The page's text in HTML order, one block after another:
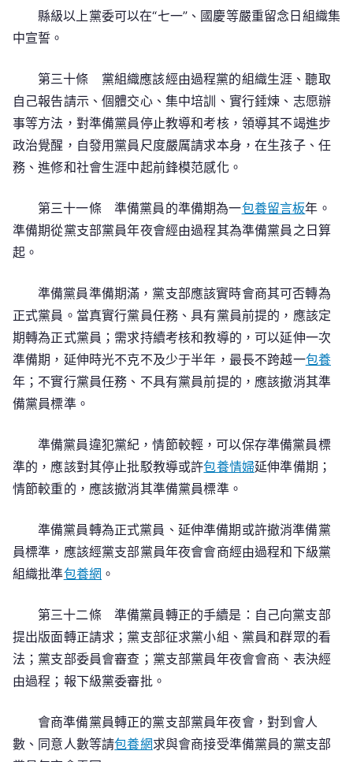
縣級以上黨委可以在“七一”、國慶等嚴重留念日組織集
中宣誓。
第三十條 黨組織應該經由過程黨的組織生涯、聽取
自己報告請示、個體交心、集中培訓、實行錘煉、志愿辦
事等方法，對準備黨員停止教導和考核，領導其不竭進步
政治覺醒，自發用黨員尺度嚴厲請求本身，在生孩子、任
務、進修和社會生涯中起前鋒模范感化。
第三十一條 準備黨員的準備期為一包養留言板年。
準備期從黨支部黨員年夜會經由過程其為準備黨員之日算
起。
準備黨員準備期滿，黨支部應該實時會商其可否轉為
正式黨員。當真實行黨員任務、具有黨員前提的，應該定
期轉為正式黨員；需求持續考核和教導的，可以延伸一次
準備期，延伸時光不克不及少于半年，最長不跨越一包養
年；不實行黨員任務、不具有黨員前提的，應該撤消其準
備黨員標準。
準備黨員違犯黨紀，情節較輕，可以保存準備黨員標
準的，應該對其停止批駁教導或許包養情婦延伸準備期；
情節較重的，應該撤消其準備黨員標準。
準備黨員轉為正式黨員、延伸準備期或許撤消準備黨
員標準，應該經黨支部黨員年夜會會商經由過程和下級黨
組織批準包養網 。
第三十二條 準備黨員轉正的手續是：自己向黨支部
提出版面轉正請求；黨支部征求黨小組、黨員和群眾的看
法；黨支部委員會審查；黨支部黨員年夜會會商、表決經
由過程；報下級黨委審批。
會商準備黨員轉正的黨支部黨員年夜會，對到會人
數、同意人數等請包養網求與會商接受準備黨員的黨支部